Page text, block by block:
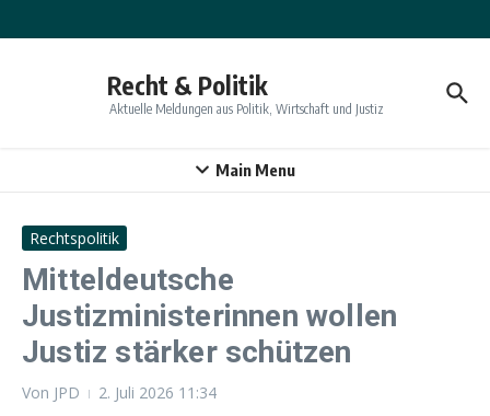
Recht & Politik
Aktuelle Meldungen aus Politik, Wirtschaft und Justiz
Main Menu
Rechtspolitik
Mitteldeutsche
Justizministerinnen wollen
Justiz stärker schützen
Von JPD 2. Juli 2026 11:34